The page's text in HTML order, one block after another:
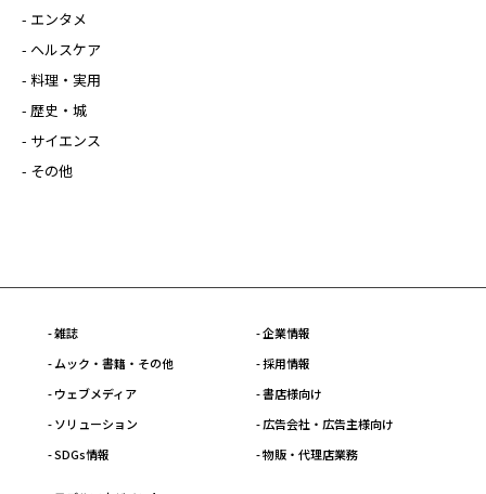
- エンタメ
- ヘルスケア
- 料理・実用
- 歴史・城
- サイエンス
- その他
- 雑誌
- ムック・書籍・その他
- ウェブメディア
- ソリューション
- SDGs情報
- 企業情報
- 採用情報
- 書店様向け
- 広告会社・広告主様向け
- 物販・代理店業務